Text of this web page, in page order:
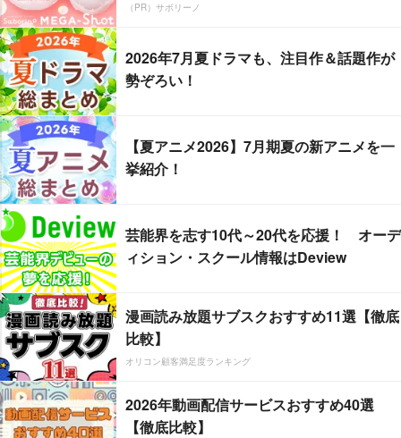
（PR）サボリーノ
2026年7月夏ドラマも、注目作＆話題作が
勢ぞろい！
【夏アニメ2026】7月期夏の新アニメを一
挙紹介！
芸能界を志す10代～20代を応援！ オーデ
ィション・スクール情報はDeview
漫画読み放題サブスクおすすめ11選【徹底
比較】
オリコン顧客満足度ランキング
2026年動画配信サービスおすすめ40選
【徹底比較】